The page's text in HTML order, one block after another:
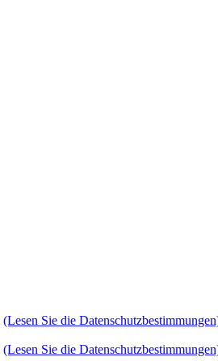
(Lesen Sie die
(Lesen Sie die